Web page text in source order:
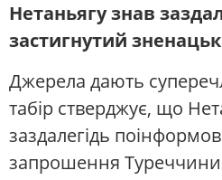
Нетаньягу знав
застигнутий
Джерела дають
табір стверджує, що
заздалегідь
запрошення